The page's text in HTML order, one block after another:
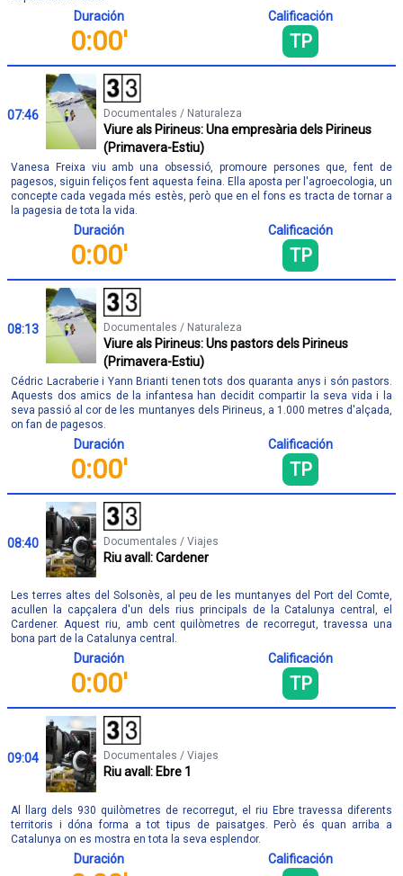
Duración
0:00'
Calificación
TP
07:46 Documentales / Naturaleza
Viure als Pirineus: Una empresària dels Pirineus
(Primavera-Estiu)
Vanesa Freixa viu amb una obsessió, promoure persones que, fent de
pagesos, siguin feliços fent aquesta feina. Ella aposta per l'agroecologia, un
concepte cada vegada més estès, però que en el fons es tracta de tornar a
la pagesia de tota la vida.
Duración
0:00'
Calificación
TP
08:13 Documentales / Naturaleza
Viure als Pirineus: Uns pastors dels Pirineus
(Primavera-Estiu)
Cédric Lacraberie i Yann Brianti tenen tots dos quaranta anys i són pastors.
Aquests dos amics de la infantesa han decidit compartir la seva vida i la
seva passió al cor de les muntanyes dels Pirineus, a 1.000 metres d'alçada,
on fan de pagesos.
Duración
0:00'
Calificación
TP
08:40 Documentales / Viajes
Riu avall: Cardener
Les terres altes del Solsonès, al peu de les muntanyes del Port del Comte,
acullen la capçalera d'un dels rius principals de la Catalunya central, el
Cardener. Aquest riu, amb cent quilòmetres de recorregut, travessa una
bona part de la Catalunya central.
Duración
0:00'
Calificación
TP
09:04 Documentales / Viajes
Riu avall: Ebre 1
Al llarg dels 930 quilòmetres de recorregut, el riu Ebre travessa diferents
territoris i dóna forma a tot tipus de paisatges. Però és quan arriba a
Catalunya on es mostra en tota la seva esplendor.
Duración Calificación